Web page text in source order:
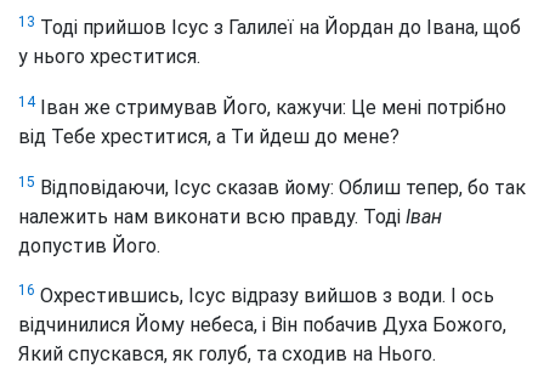
13 Тоді прийшов Ісус з Галилеї на Йордан до Івана, щоб
у нього хреститися.
14Іван же стримував Його, кажучи: Це мені потрібно
від Тебе хреститися, а Ти йдеш до мене?
15 Відповідаючи, Ісус сказав йому: Облиш тепер, бо так
належить нам виконати всю правду. Тоді Іван
допустив Його.
16 Охрестившись, Ісус відразу вийшов з води. І ось
відчинилися Йому небеса, і Він побачив Духа Божого,
Який спускався, як голуб, та сходив на Нього.